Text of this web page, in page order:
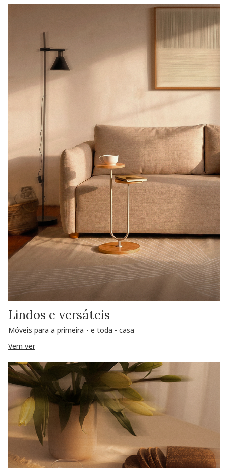
Lindos e versáteis
Móveis para a primeira - e toda - casa
Vem ver